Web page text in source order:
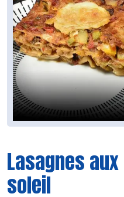
Lasagnes
soleil